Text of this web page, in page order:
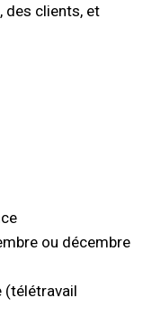
des clients, et
ou décembre
(télétravail